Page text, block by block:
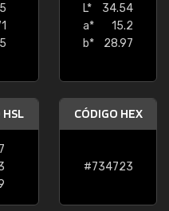
L*
34.54
a*
15.2
b*
28.97
HSL CÓDIGO HEX
#734723